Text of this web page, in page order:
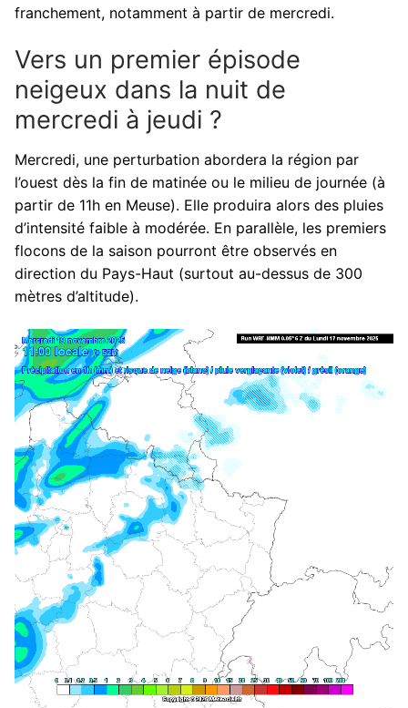
franchement, notamment à partir de mercredi.
Vers un premier épisode
neigeux dans la nuit de
mercredi à jeudi ?
Mercredi, une perturbation abordera la région par
l’ouest dès la fin de matinée ou le milieu de journée (à
partir de 11h en Meuse). Elle produira alors des pluies
d’intensité faible à modérée. En parallèle, les premiers
flocons de la saison pourront être observés en
direction du Pays-Haut (surtout au-dessus de 300
mètres d’altitude).